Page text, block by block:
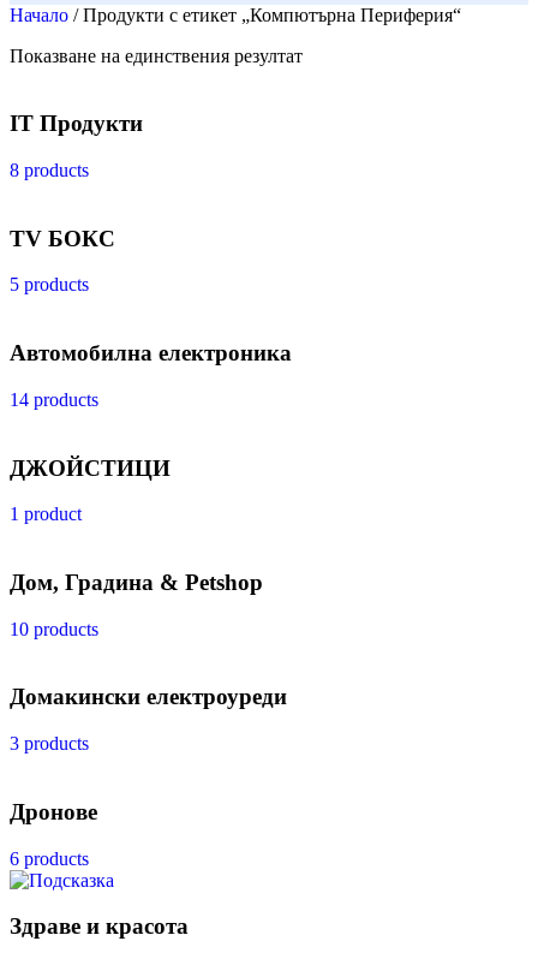
Начало / Продукти с етикет „Компютърна Периферия“
Показване на единствения резултат
IT Продукти
8 products
TV БОКС
5 products
Автомобилна електроника
14 products
ДЖОЙСТИЦИ
1 product
Дом, Градина & Petshop
10 products
Домакински електроуреди
3 products
Дронове
6 products
Здраве и красота